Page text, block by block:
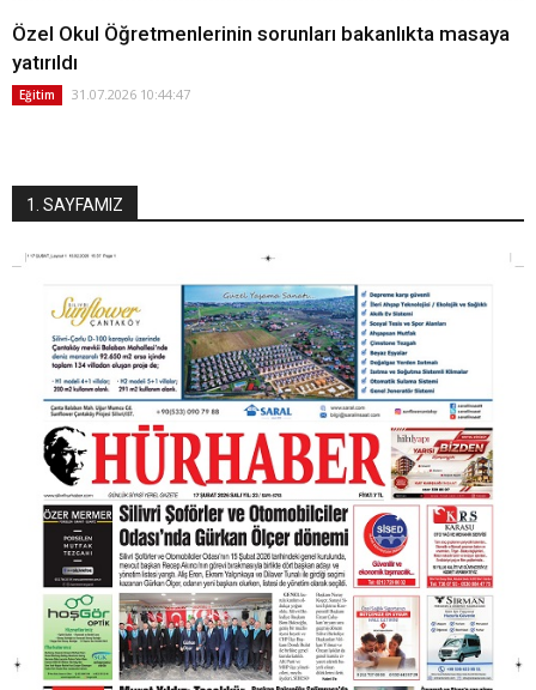
Özel Okul Öğretmenlerinin sorunları bakanlıkta masaya
yatırıldı
Eğitim 31.07.2026 10:44:47
1. SAYFAMIZ